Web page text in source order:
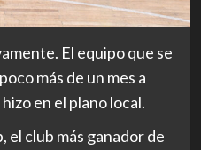
El equipo que se
más de un mes a
en el plano local.
el club más ganador de